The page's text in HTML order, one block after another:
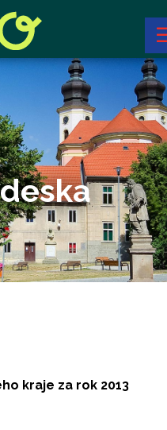
kraje za rok 2013